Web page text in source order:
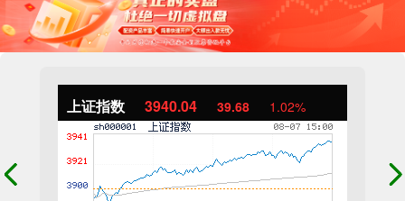
上证指数 3940.04 39.68 1.02%